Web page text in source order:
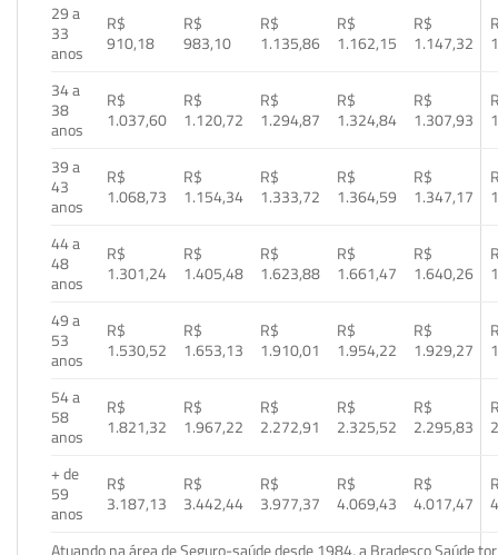
29 a
33
anos
R$
910,18
R$
983,10
R$
1.135,86
R$
1.162,15
R$
1.147,32
34 a
38
anos
R$
1.037,60
R$
1.120,72
R$
1.294,87
R$
1.324,84
R$
1.307,93
39 a
43
anos
R$
1.068,73
R$
1.154,34
R$
1.333,72
R$
1.364,59
R$
1.347,17
44 a
48
anos
R$
1.301,24
R$
1.405,48
R$
1.623,88
R$
1.661,47
R$
1.640,26
49 a
53
anos
R$
1.530,52
R$
1.653,13
R$
1.910,01
R$
1.954,22
R$
1.929,27
54 a
58
anos
R$
1.821,32
R$
1.967,22
R$
2.272,91
R$
2.325,52
R$
2.295,83
+ de
59
anos
R$
3.187,13
R$
3.442,44
R$
3.977,37
R$
4.069,43
R$
4.017,47